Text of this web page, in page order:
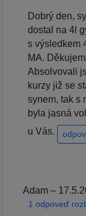
Dobrý den,
dostal na 4l
s výsledkem
MA.
Absolvovali
kurzy již se
synem, tak s
byla jasná
u Vás.
Adam –
1 odpoveď